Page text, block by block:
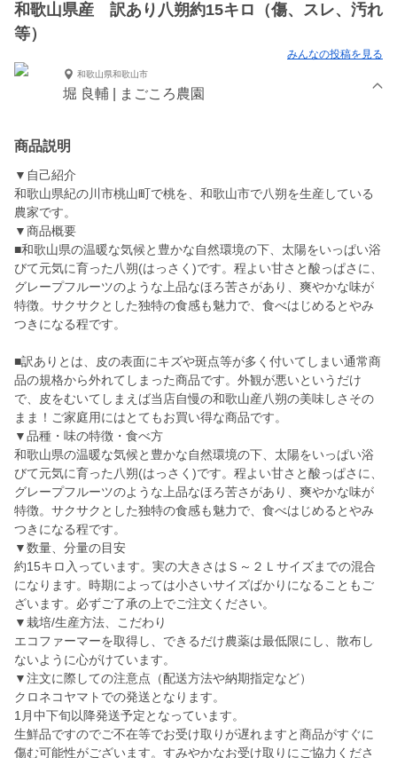
和歌山県産 訳あり八朔約15キロ（傷、スレ、汚れ
等）
みんなの投稿を見る
和歌山県和歌山市
堀 良輔 | まごころ農園
商品説明
▼自己紹介
和歌山県紀の川市桃山町で桃を、和歌山市で八朔を生産している
農家です。
▼商品概要
■和歌山県の温暖な気候と豊かな自然環境の下、太陽をいっぱい浴
びて元気に育った八朔(はっさく)です。程よい甘さと酸っぱさに、
グレープフルーツのような上品なほろ苦さがあり、爽やかな味が
特徴。サクサクとした独特の食感も魅力で、食べはじめるとやみ
つきになる程です。
■訳ありとは、皮の表面にキズや斑点等が多く付いてしまい通常商
品の規格から外れてしまった商品です。外観が悪いというだけ
で、皮をむいてしまえば当店自慢の和歌山産八朔の美味しさその
まま！ご家庭用にはとてもお買い得な商品です。
▼品種・味の特徴・食べ方
和歌山県の温暖な気候と豊かな自然環境の下、太陽をいっぱい浴
びて元気に育った八朔(はっさく)です。程よい甘さと酸っぱさに、
グレープフルーツのような上品なほろ苦さがあり、爽やかな味が
特徴。サクサクとした独特の食感も魅力で、食べはじめるとやみ
つきになる程です。
▼数量、分量の目安
約15キロ入っています。実の大きさはＳ～２Ｌサイズまでの混合
になります。時期によっては小さいサイズばかりになることもご
ざいます。必ずご了承の上でご注文ください。
▼栽培/生産方法、こだわり
エコファーマーを取得し、できるだけ農薬は最低限にし、散布し
ないように心がけています。
▼注文に際しての注意点（配送方法や納期指定など）
クロネコヤマトでの発送となります。
1月中下旬以降発送予定となっています。
生鮮品ですのでご不在等でお受け取りが遅れますと商品がすぐに
傷む可能性がございます。すみやかなお受け取りにご協力くださ